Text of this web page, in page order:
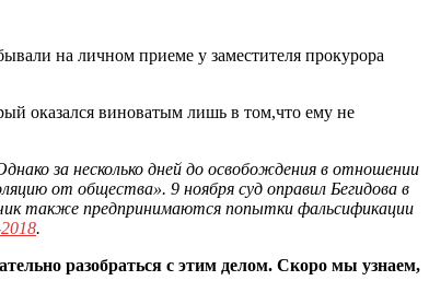
на личном приеме у заместителя прокурора
оказался виноватым лишь в том,что ему не
за несколько дней до освобождения в отношении
от общества». 9 ноября суд оправил Бегидова в
также предпринимаются попытки фальсификации
.
разобраться с этим делом. Скоро мы узнаем,